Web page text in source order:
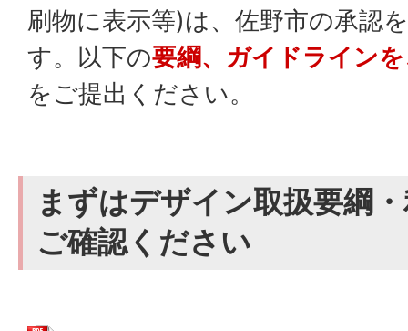
刷物に表示等)は、佐野市の承認
す。以下の要綱、ガイドライン
をご提出ください。
まずはデザイン取扱要綱
ご確認ください